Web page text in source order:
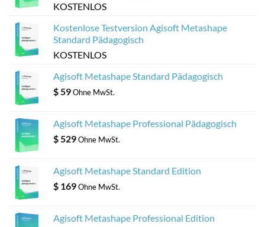
KOSTENLOS
Kostenlose Testversion Agisoft Metashape
Standard Pädagogisch
KOSTENLOS
Agisoft Metashape Standard Pädagogisch
$59Ohne MwSt.
Agisoft Metashape Professional Pädagogisch
$529Ohne MwSt.
Agisoft Metashape Standard Edition
$ 169Ohne MwSt.
Agisoft Metashape Professional Edition